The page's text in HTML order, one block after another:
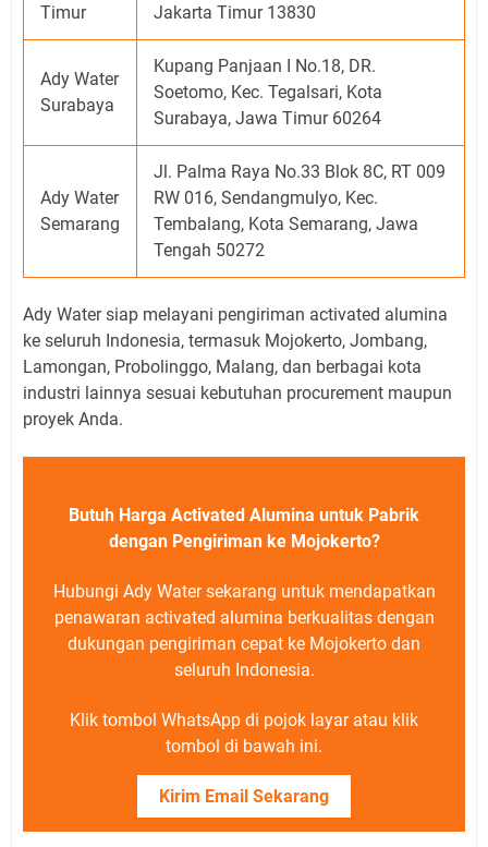
Timur
Jakarta Timur 13830
Ady Water
Surabaya
Kupang Panjaan I No.18, DR.
Soetomo, Kec. Tegalsari, Kota
Surabaya, Jawa Timur 60264
Ady Water
Semarang
Jl. Palma Raya No.33 Blok 8C, RT 009
RW 016, Sendangmulyo, Kec.
Tembalang, Kota Semarang, Jawa
Tengah 50272
Ady Water siap melayani pengiriman activated alumina
ke seluruh Indonesia, termasuk Mojokerto, Jombang,
Lamongan, Probolinggo, Malang, dan berbagai kota
industri lainnya sesuai kebutuhan procurement maupun
proyek Anda.
Butuh Harga Activated Alumina untuk Pabrik
dengan Pengiriman ke Mojokerto?
Hubungi Ady Water sekarang untuk mendapatkan
penawaran activated alumina berkualitas dengan
dukungan pengiriman cepat ke Mojokerto dan
seluruh Indonesia.
Klik tombol WhatsApp di pojok layar atau klik
tombol di bawah ini.
Kirim Email Sekarang